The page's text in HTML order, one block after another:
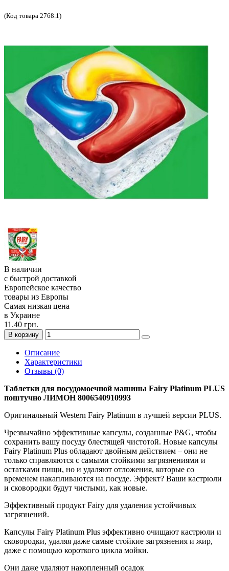
(Код товара 2768.1)
В наличии
с быстрой доставкой
Европейское качество
товары из Европы
Самая низкая цена
в Украине
11.40 грн.
В корзину
Описание
Характеристики
Отзывы (0)
Таблетки для посудомоечной машины Fairy Platinum PLUS
поштучно ЛИМОН 8006540910993
Оригинальный Western Fairy Platinum в лучшей версии PLUS.
Чрезвычайно эффективные капсулы, созданные P&G, чтобы
сохранить вашу посуду блестящей чистотой. Новые капсулы
Fairy Platinum Plus обладают двойным действием – они не
только справляются с самыми стойкими загрязнениями и
остатками пищи, но и удаляют отложения, которые со
временем накапливаются на посуде. Эффект? Ваши кастрюли
и сковородки будут чистыми, как новые.
Эффективный продукт Fairy для удаления устойчивых
загрязнений.
Капсулы Fairy Platinum Plus эффективно очищают кастрюли и
сковородки, удаляя даже самые стойкие загрязнения и жир,
даже с помощью короткого цикла мойки.
Они даже удаляют накопленный осадок